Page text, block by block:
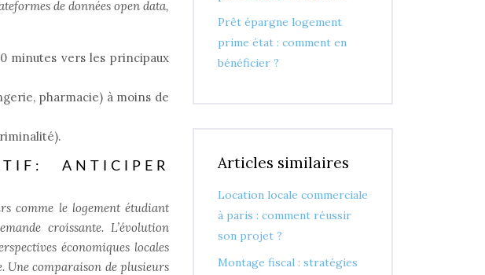
de données open data,
minutes vers les principaux
pharmacie) à moins de
ANTICIPER
comme le logement étudiant
croissante. L’évolution
économiques locales
Une comparaison de plusieurs
Prêt épargne logement
prime état : comment en
bénéficier ?
Articles similaires
Location locale commerciale
à paris : comment réussir
son projet ?
Montage fiscal : stratégies